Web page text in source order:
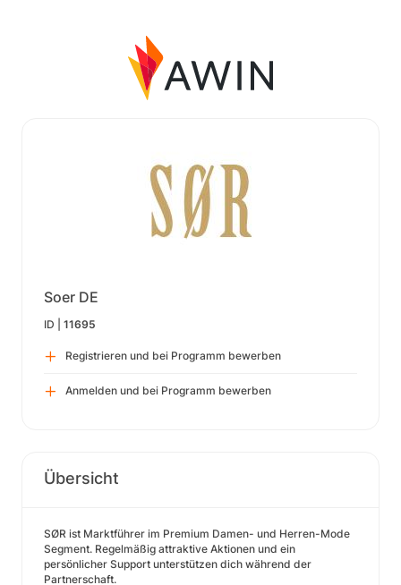
Soer DE
ID | 11695
Registrieren und bei Programm bewerben
Anmelden und bei Programm bewerben
Übersicht
SØR ist Marktführer im Premium Damen- und Herren-Mode
Segment. Regelmäßig attraktive Aktionen und ein
persönlicher Support unterstützen dich während der
Partnerschaft.